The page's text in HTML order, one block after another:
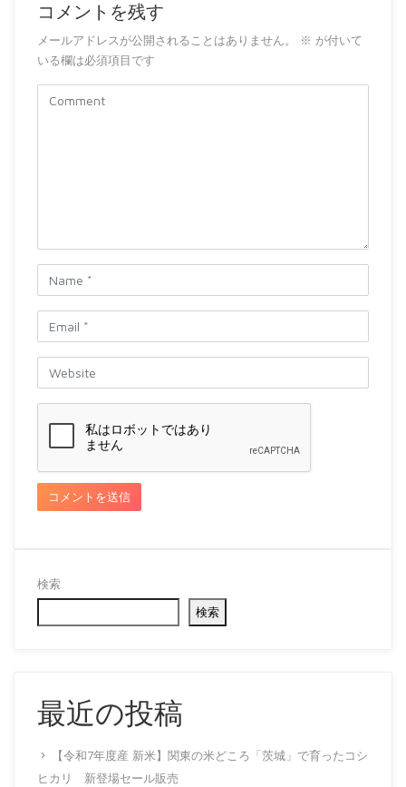
コメントを残す
メールアドレスが公開されることはありません。 ※ が付いて
いる欄は必須項目です
検索
検索
最近の投稿
【令和7年度産 新米】関東の米どころ「茨城」で育ったコシ
ヒカリ 新登場セール販売